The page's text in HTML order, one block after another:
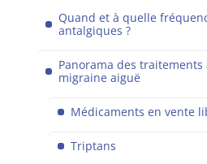
Quand et à quelle
antalgiques ?
Panorama des
migraine aiguë
Médicaments en vente
Triptans